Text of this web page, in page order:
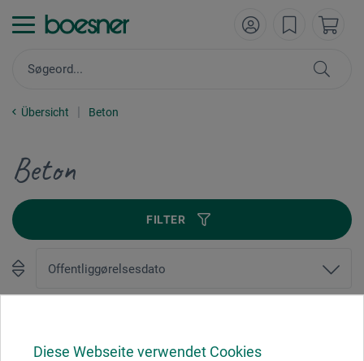
Diese Webseite verwendet Cookies
Übersicht Beton
Beton
FILTER